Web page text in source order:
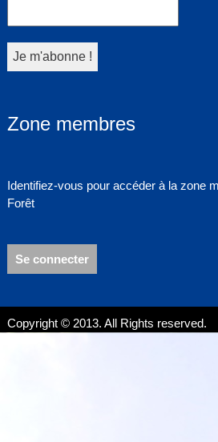
Zone membres
Identifiez-vous pour accéder à la zone
Forêt
Se connecter
Copyright © 2013. All Rights reserved.